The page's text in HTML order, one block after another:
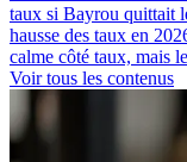
taux si Bayrou quittait
hausse des taux en
calme côté taux, mais
Voir tous les contenus